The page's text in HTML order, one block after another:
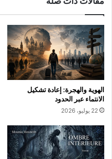
الهوية والهجرة: إعادة تشكيل
الانتماء عبر الحدود
22 يوليو، 2026